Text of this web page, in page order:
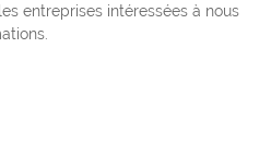
entreprises intéressées à nous